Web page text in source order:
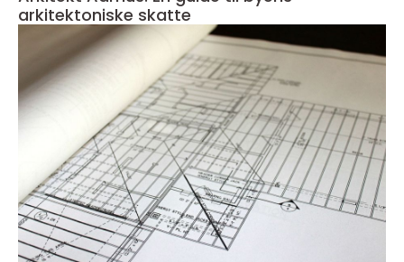
arkitektoniske skatte